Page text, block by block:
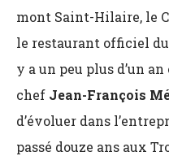
mont Saint-Hilaire, le
le restaurant officiel
y a un peu plus d’un
chef Jean-François
d’évoluer dans
passé douze ans aux